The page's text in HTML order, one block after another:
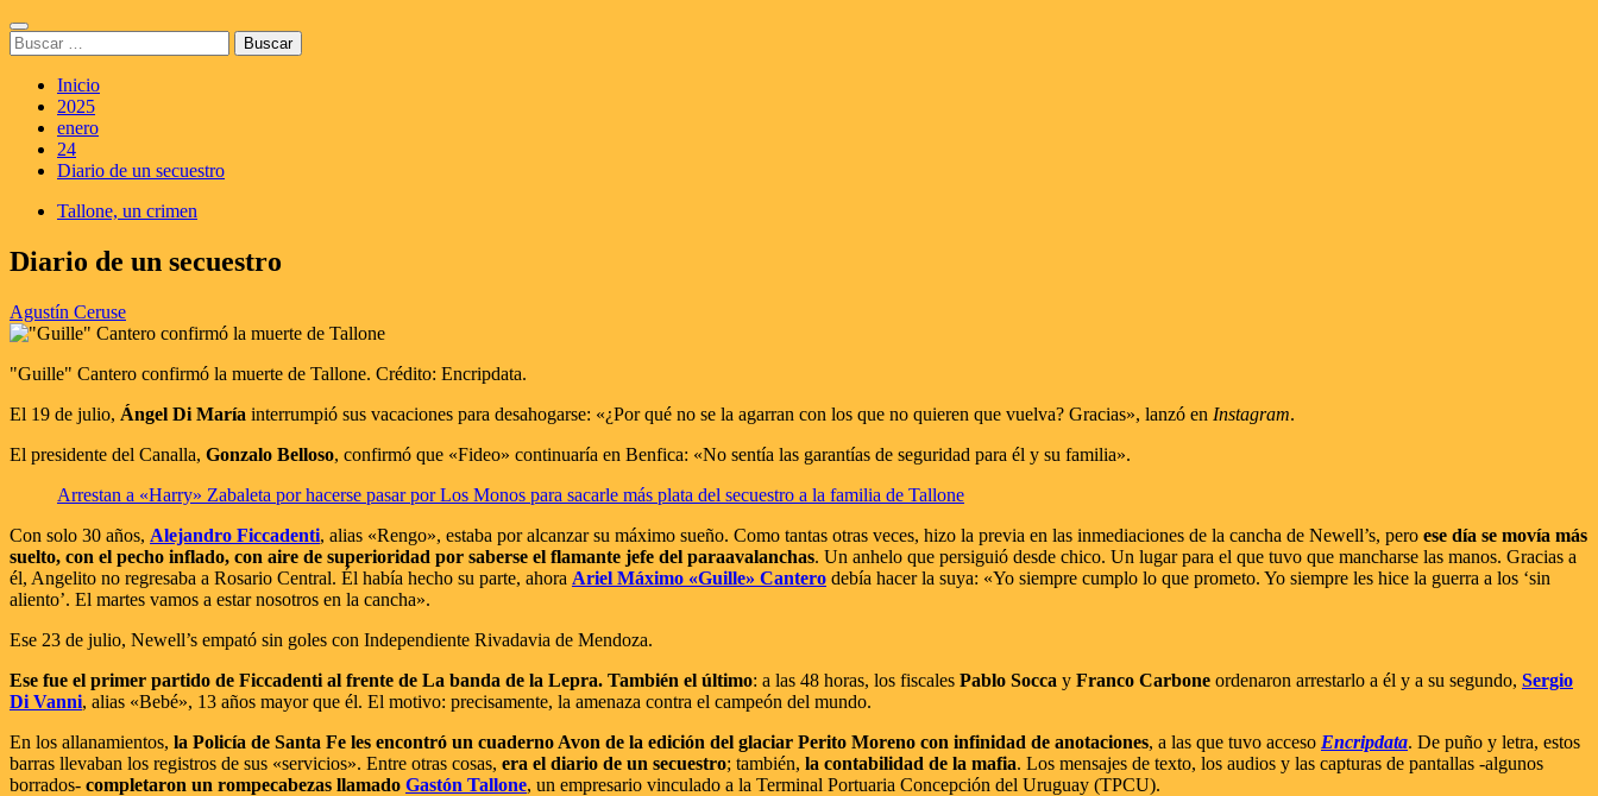
Saltar
al
contenido
Menú
principal
Buscar:
Inicio
2025
enero
24
Diario de un secuestro
Tallone, un crimen
Diario de un secuestro
Agustín Ceruse
"Guille" Cantero confirmó la muerte de Tallone. Crédito: Encripdata.
El 19 de julio, Ángel Di María interrumpió sus vacaciones para desahogarse: «¿Por qué no se la agarran con los que no quieren que vuelva? Gracias», lanzó en Instagram.
El presidente del Canalla, Gonzalo Belloso, confirmó que «Fideo» continuaría en Benfica: «No sentía las garantías de seguridad para él y su familia».
Arrestan a «Harry» Zabaleta por hacerse pasar por Los Monos para sacarle más plata del secuestro a la familia de Tallone
Con solo 30 años, Alejandro Ficcadenti, alias «Rengo», estaba por alcanzar su máximo sueño. Como tantas otras veces, hizo la previa en las inmediaciones de la cancha de Newell’s, pero ese día se movía más
suelto, con el pecho inflado, con aire de superioridad por saberse el flamante jefe del paraavalanchas. Un anhelo que persiguió desde chico. Un lugar para el que tuvo que mancharse las manos. Gracias a
él, Angelito no regresaba a Rosario Central. Él había hecho su parte, ahora Ariel Máximo «Guille» Cantero debía hacer la suya: «Yo siempre cumplo lo que prometo. Yo siempre les hice la guerra a los ‘sin
aliento’. El martes vamos a estar nosotros en la cancha».
Ese 23 de julio, Newell’s empató sin goles con Independiente Rivadavia de Mendoza.
Ese fue el primer partido de Ficcadenti al frente de La banda de la Lepra. También el último: a las 48 horas, los fiscales Pablo Socca y Franco Carbone ordenaron arrestarlo a él y a su segundo, Sergio
Di Vanni, alias «Bebé», 13 años mayor que él. El motivo: precisamente, la amenaza contra el campeón del mundo.
En los allanamientos, la Policía de Santa Fe les encontró un cuaderno Avon de la edición del glaciar Perito Moreno con infinidad de anotaciones, a las que tuvo acceso Encripdata. De puño y letra, estos
barras llevaban los registros de sus «servicios». Entre otras cosas, era el diario de un secuestro; también, la contabilidad de la mafia. Los mensajes de texto, los audios y las capturas de pantallas -algunos
borrados- completaron un rompecabezas llamado Gastón Tallone, un empresario vinculado a la Terminal Portuaria Concepción del Uruguay (TPCU).